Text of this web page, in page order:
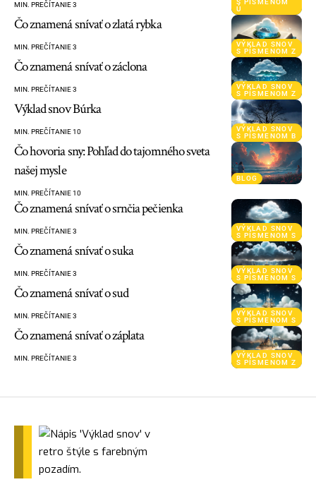
Ú
MIN. PREČÍTANIE 3
VÝKLAD SNOV
S PÍSMENOM Z
Čo znamená snívať o zlatá rybka
MIN. PREČÍTANIE 3
VÝKLAD SNOV
S PÍSMENOM Z
Čo znamená snívať o záclona
MIN. PREČÍTANIE 3
VÝKLAD SNOV
S PÍSMENOM B
Výklad snov Búrka
MIN. PREČÍTANIE 10
BLOG
Čo hovoria sny: Pohľad do tajomného sveta
našej mysle
MIN. PREČÍTANIE 10
VÝKLAD SNOV
S PÍSMENOM S
Čo znamená snívať o srnčia pečienka
MIN. PREČÍTANIE 3
VÝKLAD SNOV
S PÍSMENOM S
Čo znamená snívať o suka
MIN. PREČÍTANIE 3
VÝKLAD SNOV
S PÍSMENOM S
Čo znamená snívať o sud
MIN. PREČÍTANIE 3
VÝKLAD SNOV
S PÍSMENOM Z
Čo znamená snívať o záplata
MIN. PREČÍTANIE 3